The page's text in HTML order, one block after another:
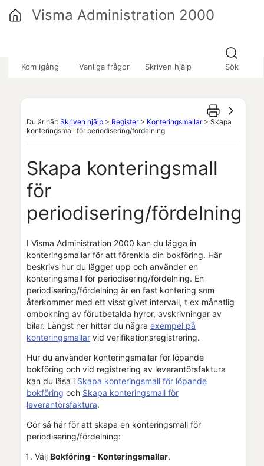
Kom igång Vanliga frågor Skriven hjälp Sök
Visma Administration 2000
Du är här: Skriven hjälp > Register> Konteringsmallar> Skapa
konteringsmall för periodisering/fördelning
Skapa konteringsmall
för
periodisering/fördelning
I Visma Administration 2000 kan du lägga in
konteringsmallar för att förenkla din bokföring. Här
beskrivs hur du lägger upp och använder en
konteringsmall för periodisering/fördelning. En
periodisering/fördelning är en fast kontering som
återkommer med ett visst givet intervall, t ex månatlig
ombokning av förutbetalda hyror, avskrivningar av
bilar. Längst ner hittar du några exempel på
konteringsmallar vid verifikationsregistrering.
Hur du använder konteringsmallar för löpande
bokföring och vid registrering av leverantörsfaktura
kan du läsa i Skapa konteringsmall för löpande
bokföring och Skapa konteringsmall för
leverantörsfaktura.
Gör så här för att skapa en konteringsmall för
periodisering/fördelning:
Välj Bokföring - Konteringsmallar.